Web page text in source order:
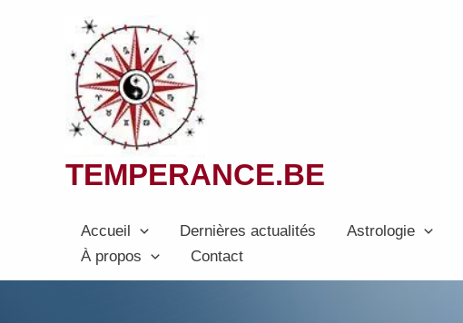
TEMPERANCE.BE
Accueil Dernières actualités Astrologie
À propos
Contact